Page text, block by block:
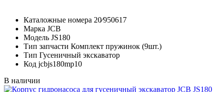
Каталожные номера 20⁄950617
Марка JCB
Модель JS180
Тип запчасти Комплект пружинок (9шт.)
Тип Гусеничный экскаватор
Код jcbjs180mp10
В наличии